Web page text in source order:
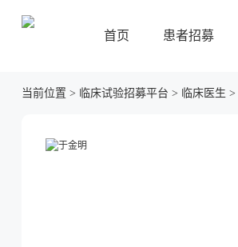
首页 患者招募
当前位置 > 临床试验招募平台 > 临床医生 >